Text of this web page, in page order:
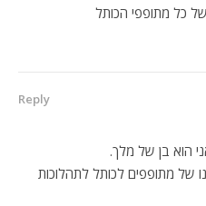
כל מתופפי הכותל
Reply
הוא בן של מלך.
מתופפים לכותל לתהלוכות